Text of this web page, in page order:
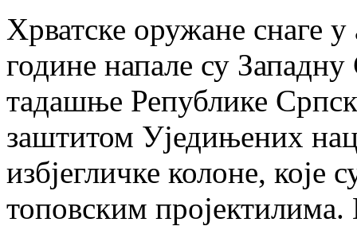
Хрватске оружане снаге
године напале су Западну
тадашње Републике
заштитом Уједињених
избјегличке колоне, које
топовским пројектилима.